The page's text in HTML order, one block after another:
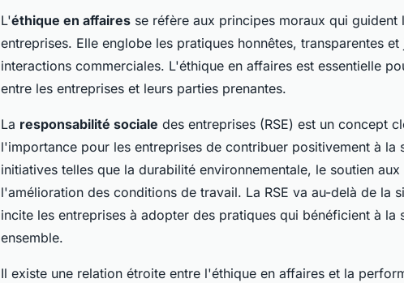
L'éthique en affaires se réfère aux principes moraux qui guident
entreprises. Elle englobe les pratiques honnêtes, transparentes
interactions commerciales. L'éthique en affaires est essentielle
entre les entreprises et leurs parties prenantes.
La responsabilité sociale des entreprises (RSE) est un concept
l'importance pour les entreprises de contribuer positivement à la
initiatives telles que la durabilité environnementale, le soutien
l'amélioration des conditions de travail. La RSE va au-delà de la
incite les entreprises à adopter des pratiques qui bénéficient à la
ensemble.
Il existe une relation étroite entre l'éthique en affaires et la